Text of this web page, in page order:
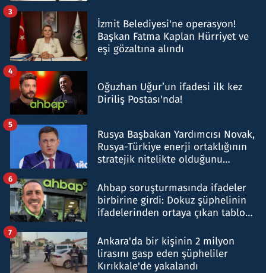
İzmit Belediyesi'ne operasyon!
Başkan Fatma Kaplan Hürriyet ve
eşi gözaltına alındı
3
Oğuzhan Uğur’un ifadesi ilk kez
Diriliş Postası'nda!
4
Rusya Başbakan Yardımcısı Novak,
Rusya-Türkiye enerji ortaklığının
stratejik nitelikte olduğunu
5
Ahbap soruşturmasında ifadeler
birbirine girdi: Dokuz şüphelinin
ifadelerinden ortaya çıkan tablo
6
Ankara'da bir kişinin 2 milyon
lirasını gasp eden şüpheliler
Kırıkkale'de yakalandı
7